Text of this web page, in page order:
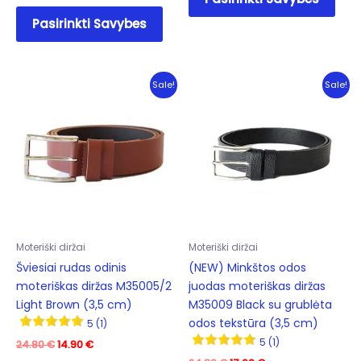
Pasirinkti Savybes
This
has
variants.
The
may
be
page
has
The
Sale!
Moteriški diržai
Šviesiai rudas odinis
moteriškas diržas M35005/2
Light Brown (3,5 cm)
5 (1)
24.80€Original
14.90€Current
Sale!
Moteriški diržai
(NEW) Minkštos odos
juodas moteriškas diržas
M35009 Black su grublėta
odos tekstūra (3,5 cm)
5 (1)